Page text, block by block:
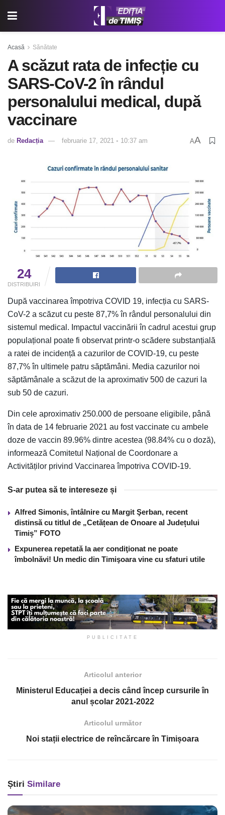
Acasă Sănătate
A scăzut rata de infecție cu
SARS-CoV-2 în rândul
personalului medical, după
vaccinare
de Redacția februarie 17, 2021 ◦ 10:37 am AA
24
DISTRIBUIRI
După vaccinarea împotriva COVID 19, infecția cu SARS-
CoV-2 a scăzut cu peste 87,7% în rândul personalului din
sistemul medical. Impactul vaccinării în cadrul acestui grup
populațional poate fi observat printr-o scădere substanțială
a ratei de incidență a cazurilor de COVID-19, cu peste
87,7% în ultimele patru săptămâni. Media cazurilor noi
săptămânale a scăzut de la aproximativ 500 de cazuri la
sub 50 de cazuri.
Din cele aproximativ 250.000 de persoane eligibile, până
în data de 14 februarie 2021 au fost vaccinate cu ambele
doze de vaccin 89.96% dintre acestea (98.84% cu o doză),
informează Comitetul Național de Coordonare a
Activităților privind Vaccinarea împotriva COVID-19.
S-ar putea să te intereseze și
Alfred Simonis, întâlnire cu Margit Şerban, recent
distinsă cu titlul de „Cetățean de Onoare al Județului
Timiș” FOTO
Expunerea repetată la aer condiţionat ne poate
îmbolnăvi! Un medic din Timişoara vine cu sfaturi utile
PUBLICITATE
Articolul anterior
Ministerul Educației a decis când încep cursurile în
anul școlar 2021-2022
Articolul următor
Noi stații electrice de reîncărcare în Timișoara
Știri Similare